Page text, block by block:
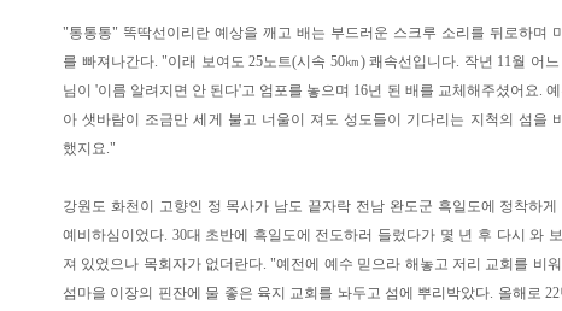
"통통통" 똑딱선이리란 예상을 깨고 배는 부드러운 스크루 소리를 뒤로하며
를 빠져나간다. "이래 보여도 25노트(시속 50㎞) 쾌속선입니다. 작년 11월 어
님이 '이름 알려지면 안 된다'고 엄포를 놓으며 16년 된 배를 교체해주셨어요.
아 샛바람이 조금만 세게 불고 너울이 져도 성도들이 기다리는 지척의 섬을
했지요."
강원도 화천이 고향인 정 목사가 남도 끝자락 전남 완도군 흑일도에 정착하게
예비하심이었다. 30대 초반에 흑일도에 전도하러 들렀다가 몇 년 후 다시 와
져 있었으나 목회자가 없더란다. "예전에 예수 믿으라 해놓고 저리 교회를 비
섬마을 이장의 핀잔에 물 좋은 육지 교회를 놔두고 섬에 뿌리박았다. 올해로